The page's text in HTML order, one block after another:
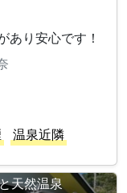
あり安心です！
温泉近隣
天然温泉